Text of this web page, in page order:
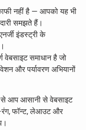
नहीं है — आपको यह भी
समझते हैं।
इंडस्ट्री के
वेबसाइट समाधान है जो
और पर्यावरण अभियानों
आप आसानी से वेबसाइट
फॉन्ट, लेआउट और